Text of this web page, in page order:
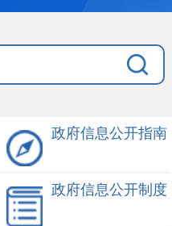
政府信息公开指南
政府信息公开制度